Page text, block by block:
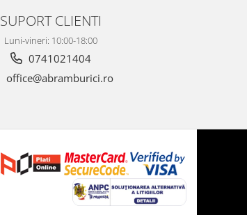
SUPORT CLIENTI
Luni-vineri: 10:00-18:00
0741021404
office@abramburici.ro